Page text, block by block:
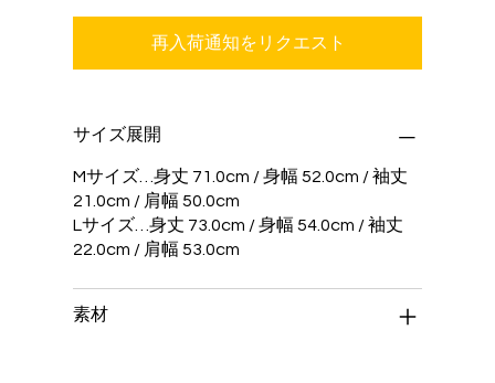
再入荷通知をリクエスト
サイズ展開
Mサイズ…身丈 71.0cm / 身幅 52.0cm / 袖丈
21.0cm / 肩幅 50.0cm
Lサイズ…身丈 73.0cm / 身幅 54.0cm / 袖丈
22.0cm / 肩幅 53.0cm
素材